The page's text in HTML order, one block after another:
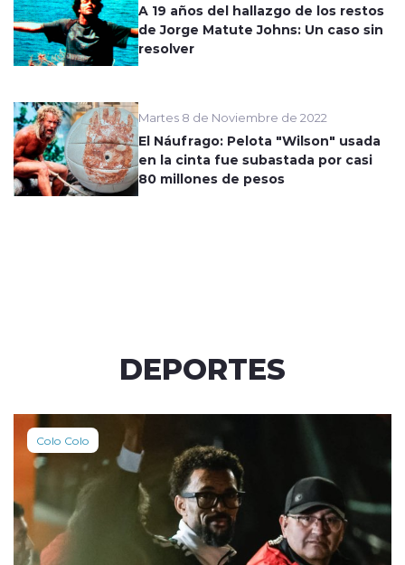
A 19 años del hallazgo de los restos
de Jorge Matute Johns: Un caso sin
resolver
Martes 8 de Noviembre de 2022
El Náufrago: Pelota "Wilson" usada
en la cinta fue subastada por casi
80 millones de pesos
DEPORTES
Colo Colo